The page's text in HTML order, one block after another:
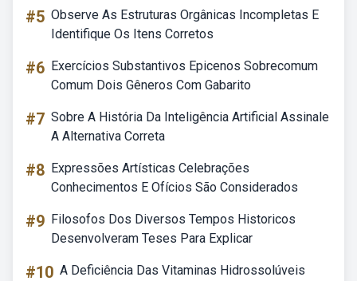
#5 Observe As Estruturas Orgânicas Incompletas E
Identifique Os Itens Corretos
#6 Exercícios Substantivos Epicenos Sobrecomum
Comum Dois Gêneros Com Gabarito
#7 Sobre A História Da Inteligência Artificial Assinale
A Alternativa Correta
#8 Expressões Artísticas Celebrações
Conhecimentos E Ofícios São Considerados
#9 Filosofos Dos Diversos Tempos Historicos
Desenvolveram Teses Para Explicar
#10 A Deficiência Das Vitaminas Hidrossolúveis